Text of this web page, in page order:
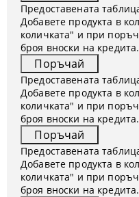
Предоставената
Добавете продукта в
количката" и при
броя вноски на кредита.
Предоставената
Добавете продукта в
количката" и при
броя вноски на кредита.
Предоставената
Добавете продукта в
количката" и при
броя вноски на кредита.